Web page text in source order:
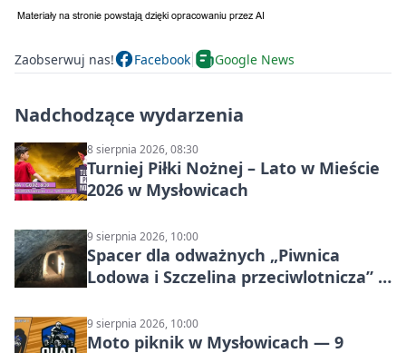
Zaobserwuj nas! Facebook Google News
Nadchodzące wydarzenia
8 sierpnia 2026, 08:30
Turniej Piłki Nożnej – Lato w Mieście
2026 w Mysłowicach
9 sierpnia 2026, 10:00
Spacer dla odważnych „Piwnica
Lodowa i Szczelina przeciwlotnicza” –
9 sierpnia 2026, 10:00
Moto piknik w Mysłowicach — 9